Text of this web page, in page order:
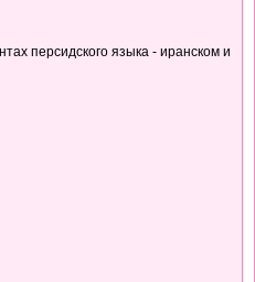
персидского языка - иранском и